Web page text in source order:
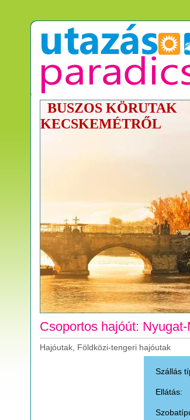
BUSZOS KÖRUTAK
KECSKEMÉTRŐL
Csoportos hajóút:
Hajóutak, Földközi-tengeri hajóutak
Szállás
Ellátás: